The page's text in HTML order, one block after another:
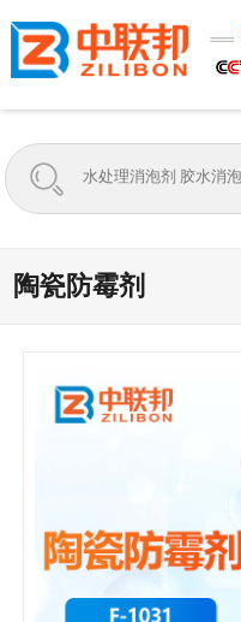
陶瓷防霉剂